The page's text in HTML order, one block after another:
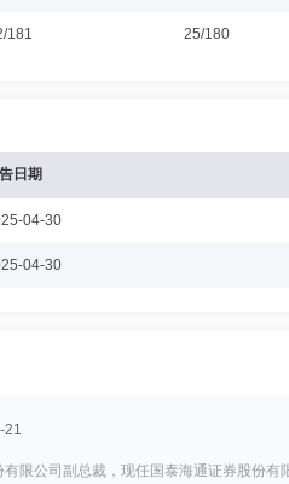
181 25/180
日期
04-30
04-30
21
限公司副总裁，现任国泰海通证券股份